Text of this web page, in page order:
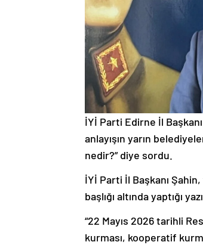
İYİ Parti Edirne İl
anlayışın yarın
nedir?” diye sordu.
İYİ Parti İl Başkanı
başlığı altında yaptığı
“22 Mayıs 2026 tarihli
kurması, kooperatif